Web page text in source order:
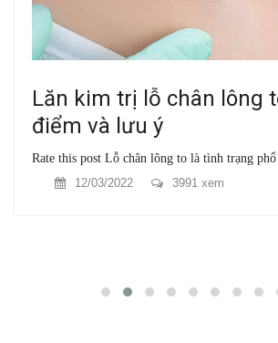
Lăn kim trị lỗ chân lông
điểm và lưu ý
Rate this post Lỗ chân lông to là tình trạng
12/03/2022
3991 xem